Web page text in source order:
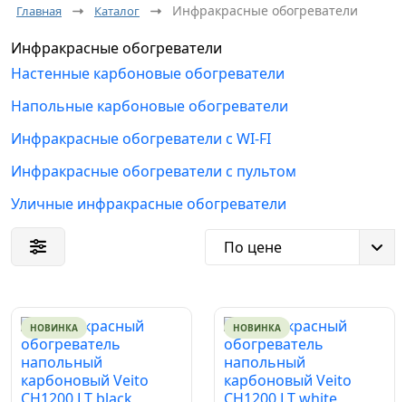
Главная Каталог Инфракрасные обогреватели
Инфракрасные обогреватели
Настенные карбоновые обогреватели
Напольные карбоновые обогреватели
Инфракрасные обогреватели с WI-FI
Инфракрасные обогреватели с пультом
Уличные инфракрасные обогреватели
23650
По цене
НОВИНКА НОВИНКА